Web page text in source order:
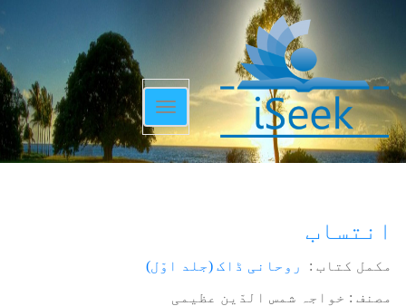
Toggle
navigation
انتساب
مکمل کتاب : روحانی ڈاک (جلد اوّل)
مصنف : خواجہ شمس الدّین عظیمی